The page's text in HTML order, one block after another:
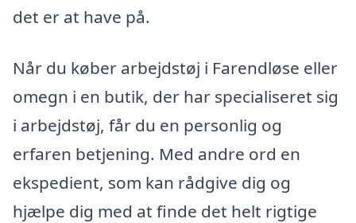
det er at have på.
Når du køber arbejdstøj i Farendløse eller
omegn i en butik, der har specialiseret sig
i arbejdstøj, får du en personlig og
erfaren betjening. Med andre ord en
ekspedient, som kan rådgive dig og
hjælpe dig med at finde det helt rigtige